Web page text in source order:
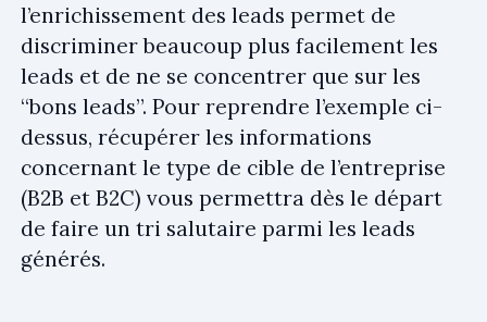
l’enrichissement des leads permet de
discriminer beaucoup plus facilement les
leads et de ne se concentrer que sur les
“bons leads”. Pour reprendre l’exemple ci-
dessus, récupérer les informations
concernant le type de cible de l’entreprise
(B2B et B2C) vous permettra dès le départ
de faire un tri salutaire parmi les leads
générés.